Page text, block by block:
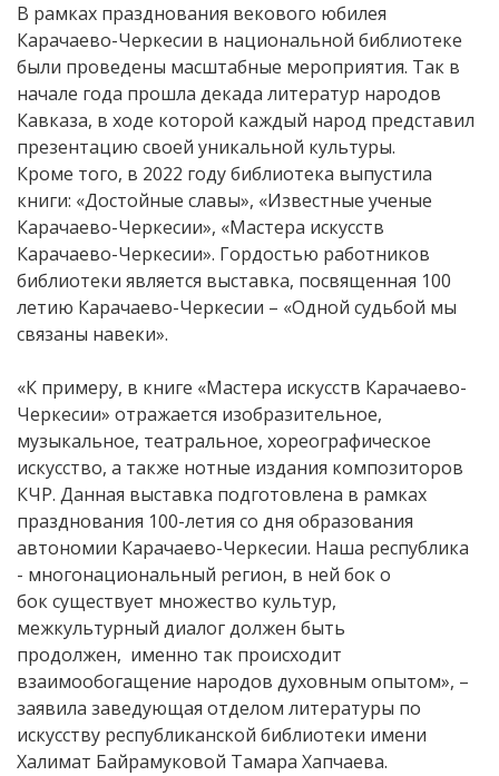
В рамках празднования векового юбилея
Карачаево-Черкесии в национальной библиотеке
были проведены масштабные мероприятия. Так в
начале года прошла декада литератур народов
Кавказа, в ходе которой каждый народ представил
презентацию своей уникальной культуры.
Кроме того, в 2022 году библиотека выпустила
книги: «Достойные славы», «Известные ученые
Карачаево-Черкесии», «Мастера искусств
Карачаево-Черкесии». Гордостью работников
библиотеки является выставка, посвященная 100
летию Карачаево-Черкесии – «Одной судьбой мы
связаны навеки».
«К примеру, в книге «Мастера искусств Карачаево-
Черкесии» отражается изобразительное,
музыкальное, театральное, хореографическое
искусство, а также нотные издания композиторов
КЧР. Данная выставка подготовлена в рамках
празднования 100-летия со дня образования
автономии Карачаево-Черкесии. Наша республика
- многонациональный регион, в ней бок о
бок существует множество культур,
межкультурный диалог должен быть
продолжен, именно так происходит
взаимообогащение народов духовным опытом», –
заявила заведующая отделом литературы по
искусству республиканской библиотеки имени
Халимат Байрамуковой Тамара Хапчаева.